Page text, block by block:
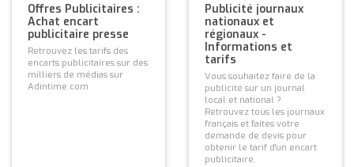
Offres Publicitaires :
Achat encart
publicitaire presse
Retrouvez les tarifs des
encarts publicitaires sur des
milliers de médias sur
Adintime.com
Publicité journaux
nationaux et
régionaux -
Informations et
tarifs
Vous souhaitez faire de la
publicité sur un journal
local et national ?
Retrouvez tous les journaux
français et faites votre
demande de devis pour
obtenir le tarif d'un encart
publicitaire.